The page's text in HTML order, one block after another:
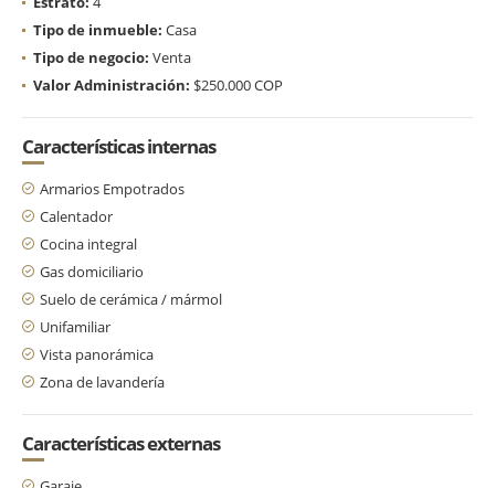
Tipo de inmueble: Casa
Tipo de negocio: Venta
Valor Administración: $250.000 COP
Características internas
Armarios Empotrados
Calentador
Cocina integral
Gas domiciliario
Suelo de cerámica / mármol
Unifamiliar
Vista panorámica
Zona de lavandería
Características externas